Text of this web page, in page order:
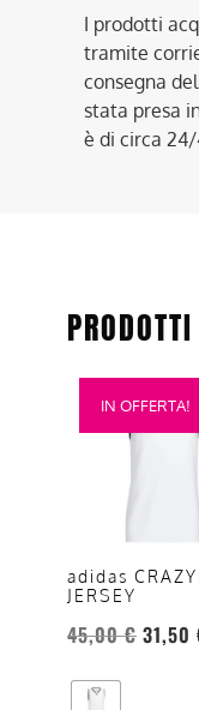
I prodotti
tramite
consegna
stata presa
è di circa 24/
IN OFFERTA!
adidas
JERSEY
45,00€ 31,50
Questo
prodotto
varianti.
opzioni
possono
essere
nella